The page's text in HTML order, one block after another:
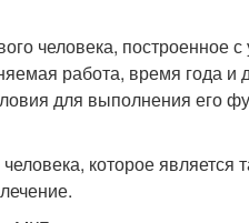
человека, построенное с
работа, время года и
для выполнения его
которое является